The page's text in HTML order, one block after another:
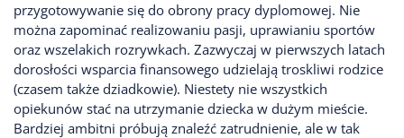
przygotowywanie się do obrony pracy dyplomowej. Nie
można zapominać realizowaniu pasji, uprawianiu sportów
oraz wszelakich rozrywkach. Zazwyczaj w pierwszych latach
dorosłości wsparcia finansowego udzielają troskliwi rodzice
(czasem także dziadkowie). Niestety nie wszystkich
opiekunów stać na utrzymanie dziecka w dużym mieście.
Bardziej ambitni próbują znaleźć zatrudnienie, ale w tak